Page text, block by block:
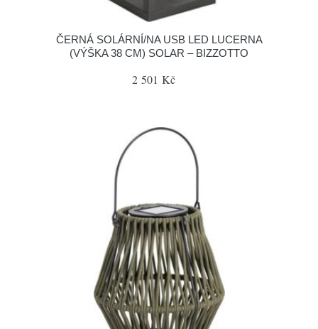
ČERNÁ SOLÁRNÍ/NA USB LED LUCERNA
(VÝŠKA 38 CM) SOLAR – BIZZOTTO
2 501 Kč